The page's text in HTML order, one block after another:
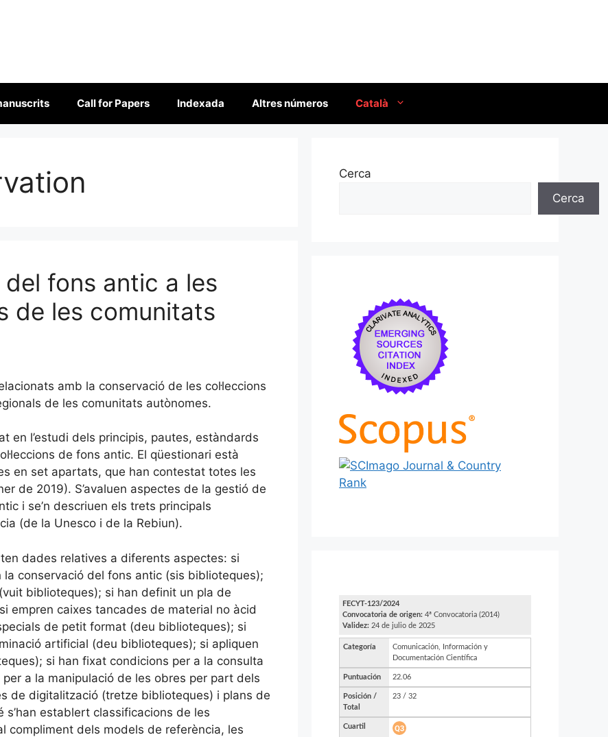
Call for Papers Indexada Altres números Català
fons antic a les
de les comunitats
amb la conservació de les col·leccions
de les comunitats autònomes.
en l’estudi dels principis, pautes, estàndards
de fons antic. El qüestionari està
en set apartats, que han contestat totes les
de 2019). S’avaluen aspectes de la gestió de
i se’n descriuen els trets principals
(de la Unesco i de la Rebiun).
dades relatives a diferents aspectes: si
conservació del fons antic (sis biblioteques);
biblioteques); si han definit un pla de
empren caixes tancades de material no àcid
de petit format (deu biblioteques); si
artificial (deu biblioteques); si apliquen
si han fixat condicions per a la consulta
a la manipulació de les obres per part dels
de digitalització (tretze biblioteques) i plans de
establert classificacions de les
compliment dels models de referència, les
Cerca
Cerca